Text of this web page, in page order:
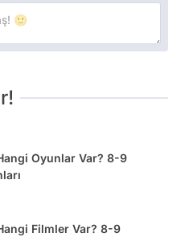
Oyunlar Var? 8-9
Filmler Var? 8-9